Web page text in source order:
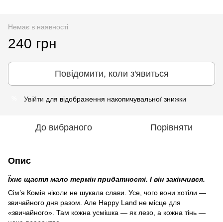
Немає в наявності
240 грн
Повідомити, коли з'явиться
Увійти для відображення накопичувальної знижки
До вибраного Порівняти
Опис
Їхнє щастя мало термін придатності. І він закінчився.
Сім’я Комія ніколи не шукала слави. Усе, чого вони хотіли —
звичайного дня разом. Але Happy Land не місце для
«звичайного». Там кожна усмішка — як лезо, а кожна тінь —